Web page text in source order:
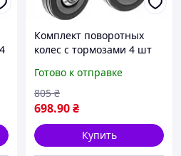
Комплект поворотных
колес с тормозами 4 шт
Готово к отправке
698.90₴
805 ₴
Купить